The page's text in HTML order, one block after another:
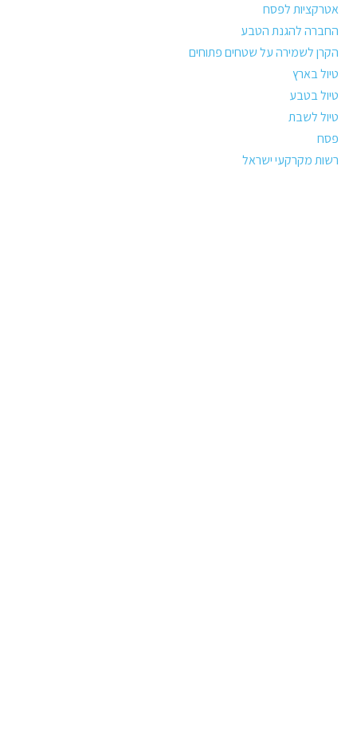
אטרקציות לפסח
החברה להגנת הטבע
הקרן לשמירה על שטחים פתוחים
טיול בארץ
טיול בטבע
טיול לשבת
פסח
רשות מקרקעי ישראל